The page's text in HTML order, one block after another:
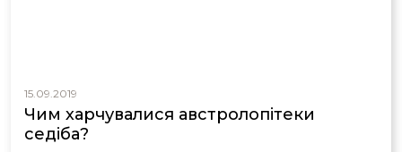
15.09.2019
Чим харчувалися австролопітеки
седіба?